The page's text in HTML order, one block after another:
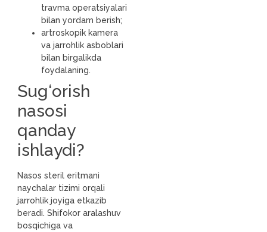
travma operatsiyalari
bilan yordam berish;
artroskopik kamera
va jarrohlik asboblari
bilan birgalikda
foydalaning.
Sug‘orish
nasosi
qanday
ishlaydi?
Nasos steril eritmani
naychalar tizimi orqali
jarrohlik joyiga etkazib
beradi. Shifokor aralashuv
bosqichiga va